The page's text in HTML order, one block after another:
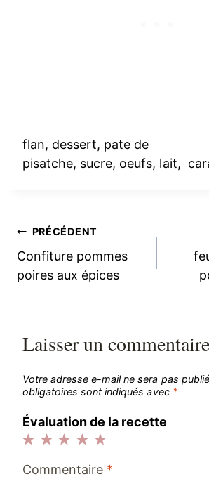
flan, dessert, pate de
pisatche, sucre, oeufs, lait,
Navigation
de
PRÉCÉDENT
Confiture pommes
poires aux épices
Laisser un commentaire
Votre adresse e-mail ne sera pas
obligatoires sont indiqués avec *
Évaluation de la recette
étoiles
étoiles
étoiles
étoiles
étoile
Commentaire *